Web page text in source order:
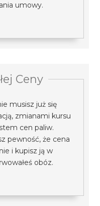
umowy.
Ceny
musisz już się
zmianami kursu
cen paliw.
pewność, że cena
i kupisz ją w
obóz.